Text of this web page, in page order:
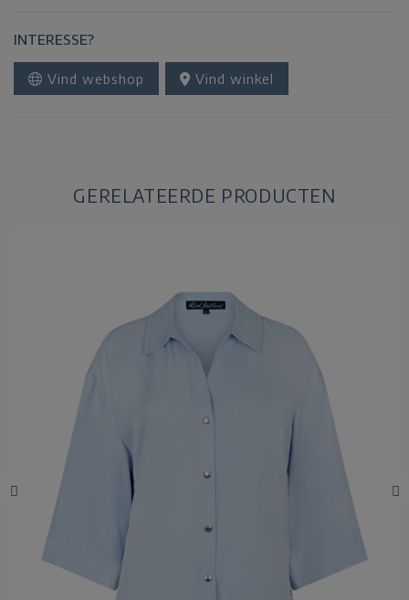
INTERESSE?
Vind webshop Vind winkel
GERELATEERDE PRODUCTEN